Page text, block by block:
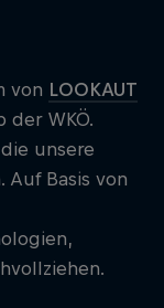
von LOOKAUT
der WKÖ.
unsere
Auf Basis von